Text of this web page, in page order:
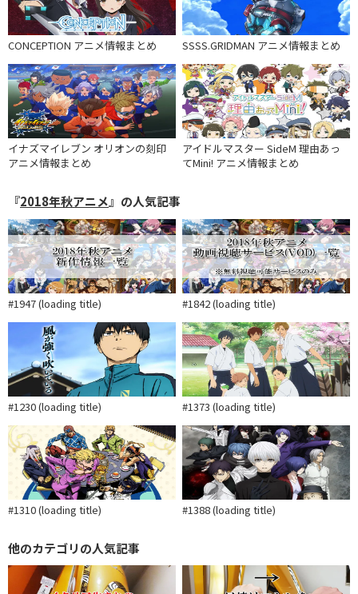
CONCEPTION アニメ情報まとめ SSSS.GRIDMAN アニメ情報まとめ
イナズマイレブン オリオンの刻印
アニメ情報まとめ
アイドルマスター SideM 理由あっ
てMini! アニメ情報まとめ
『2018年秋アニメ』の人気記事
#1947 (loading title) #1842 (loading title)
#1230 (loading title) #1373 (loading title)
#1310 (loading title) #1388 (loading title)
他のカテゴリの人気記事